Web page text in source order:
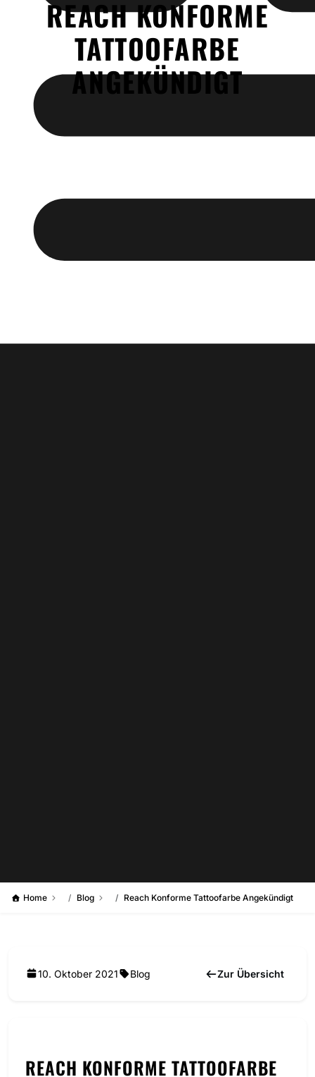
REACH KONFORME
TATTOOFARBE
ANGEKÜNDIGT
Home Blog Reach Konforme Tattoofarbe Angekündigt
10. Oktober 2021 Blog Zur Übersicht
REACH KONFORME TATTOOFARBE